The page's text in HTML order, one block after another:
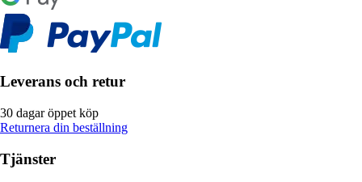
Leverans och retur
30 dagar öppet köp
Returnera din beställning
Tjänster